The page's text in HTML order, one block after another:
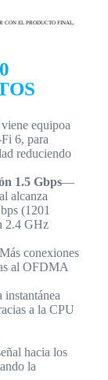
CON EL PRODUCTO FINAL,
equipoa
6, para
reduciendo
1.5 Gbps—
alcanza
(1201
2.4 GHz
conexiones
al OFDMA
a la CPU
hacia los
la